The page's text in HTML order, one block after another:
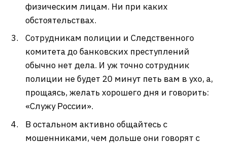
физическим лицам. Ни при каких
обстоятельствах.
Сотрудникам полиции и Следственного
комитета до банковских преступлений
обычно нет дела. И уж точно сотрудник
полиции не будет 20 минут петь вам в ухо, а,
прощаясь, желать хорошего дня и говорить:
«Служу России».
В остальном активно общайтесь с
мошенниками, чем дольше они говорят с